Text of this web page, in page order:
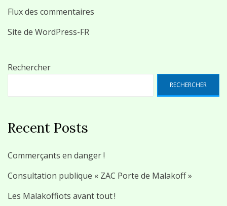
Flux des commentaires
Site de WordPress-FR
Rechercher
RECHERCHER
Recent Posts
Commerçants en danger !
Consultation publique « ZAC Porte de Malakoff »
Les Malakoffiots avant tout !